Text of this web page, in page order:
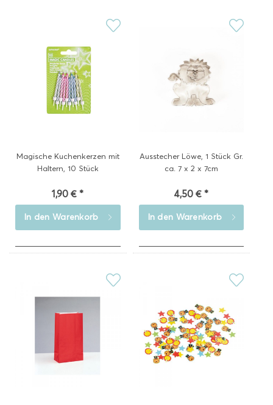
Magische Kuchenkerzen mit
Haltern, 10 Stück
1,90 € *
In den Warenkorb
Ausstecher Löwe, 1 Stück Gr.
ca. 7 x 2 x 7cm
4,50 € *
In den Warenkorb